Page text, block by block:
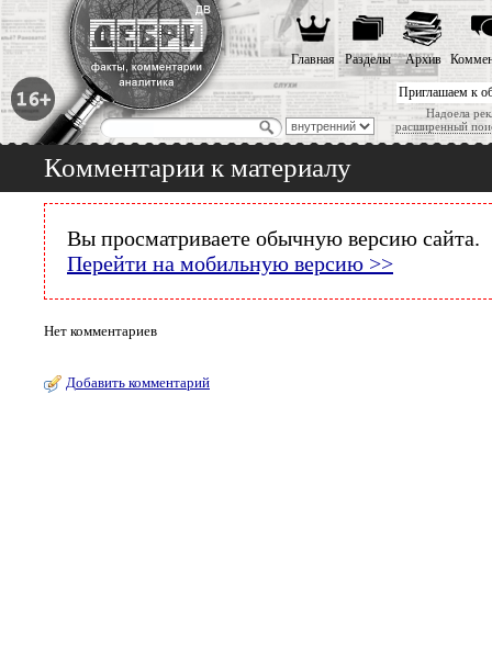
Приглашаем к
Надоела
расширенный
Главная Разделы Архив
Комментарии к материалу
Вы просматриваете обычную версию сайта.
Перейти на мобильную версию >>
Нет комментариев
Добавить комментарий